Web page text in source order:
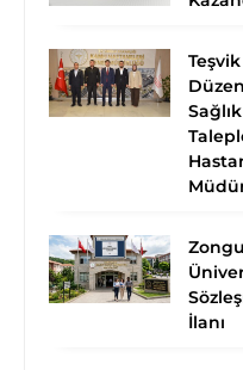
İlanı